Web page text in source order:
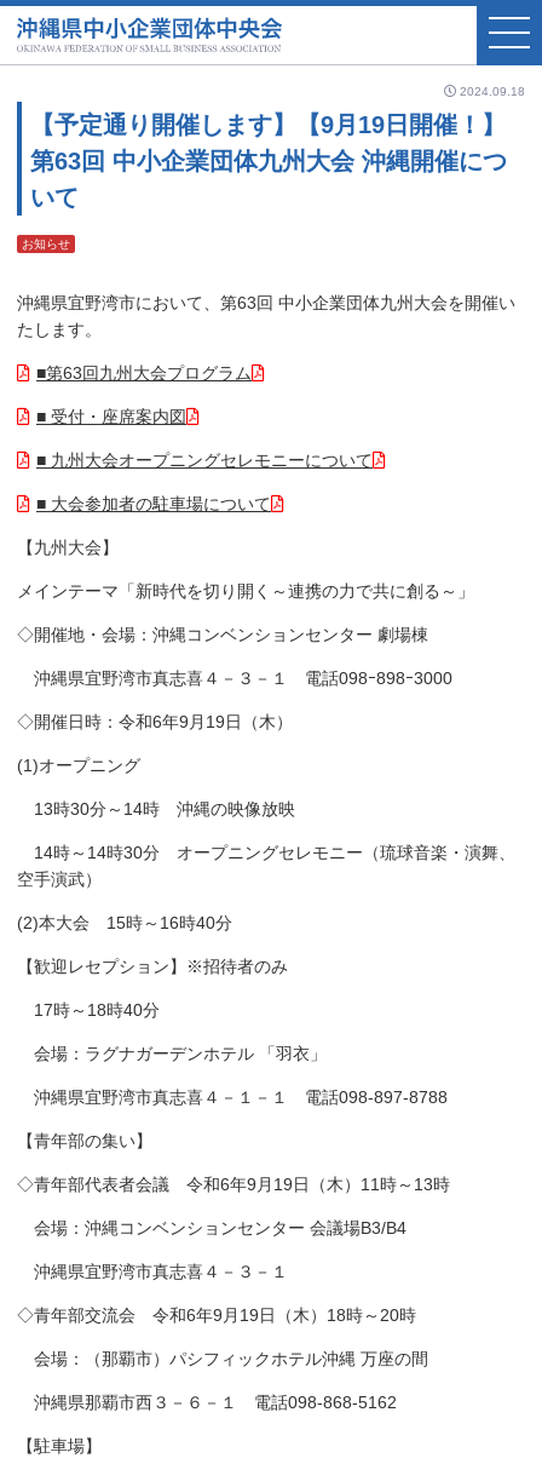
2024.09.18
【予定通り開催します】【9月19日開催！】
第63回 中小企業団体九州大会 沖縄開催につ
いて
お知らせ
沖縄県宜野湾市において、第63回 中小企業団体九州大会を開催い
たします。
■第63回九州大会プログラム
■ 受付・座席案内図
■ 九州大会オープニングセレモニーについて
■ 大会参加者の駐車場について
【九州大会】
メインテーマ「新時代を切り開く～連携の力で共に創る～」
◇開催地・会場：沖縄コンベンションセンター 劇場棟
沖縄県宜野湾市真志喜４－３－１ 電話098ｰ898ｰ3000
◇開催日時：令和6年9月19日（木）
(1)オープニング
13時30分～14時 沖縄の映像放映
14時～14時30分 オープニングセレモニー（琉球音楽・演舞、
空手演武）
(2)本大会 15時～16時40分
【歓迎レセプション】※招待者のみ
17時～18時40分
会場：ラグナガーデンホテル 「羽衣」
沖縄県宜野湾市真志喜４－１－１ 電話098-897-8788
【青年部の集い】
◇青年部代表者会議 令和6年9月19日（木）11時～13時
会場：沖縄コンベンションセンター 会議場B3/B4
沖縄県宜野湾市真志喜４－３－１
◇青年部交流会 令和6年9月19日（木）18時～20時
会場：（那覇市）パシフィックホテル沖縄 万座の間
沖縄県那覇市西３－６－１ 電話098-868-5162
【駐車場】